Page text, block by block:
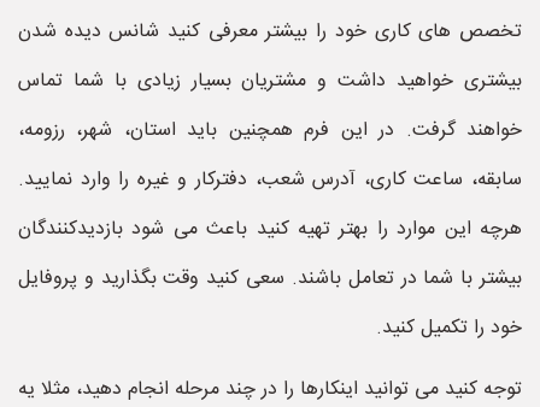
تخصص های کاری خود را بیشتر معرفی کنید شانس دیده شدن
بیشتری خواهید داشت و مشتریان بسیار زیادی با شما تماس
خواهند گرفت. در این فرم همچنین باید استان، شهر، رزومه،
سابقه، ساعت کاری، آدرس شعب، دفترکار و غیره را وارد نمایید.
هرچه این موارد را بهتر تهیه کنید باعث می شود بازدیدکنندگان
بیشتر با شما در تعامل باشند. سعی کنید وقت بگذارید و پروفایل
خود را تکمیل کنید.
توجه کنید می توانید اینکارها را در چند مرحله انجام دهید، مثلا یه